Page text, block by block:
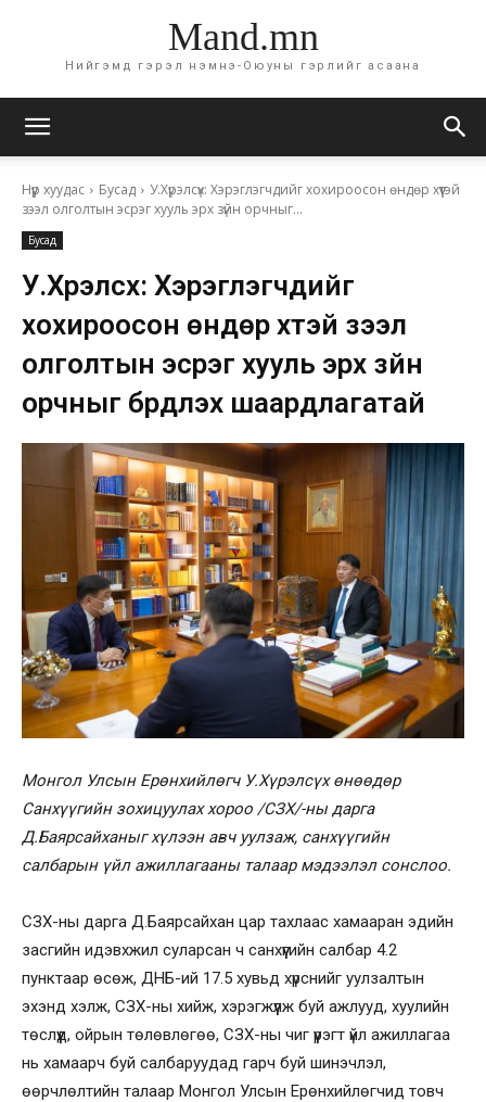
Mand.mn
Нийгэмд гэрэл нэмнэ-Оюуны гэрлийг асаана
Нүүр хуудас Бусад
У.Хүрэлсүх: Хэрэглэгчдийг хохироосон өндөр хүүтэй
зээл олголтын эсрэг хууль эрх зүйн орчныг...
Бусад
У.Хүрэлсүх: Хэрэглэгчдийг
хохироосон өндөр хүүтэй зээл
олголтын эсрэг хууль эрх зүйн
орчныг бүрдүүлэх шаардлагатай
Монгол Улсын Ерөнхийлөгч У.Хүрэлсүх өнөөдөр
Санхүүгийн зохицуулах хороо /СЗХ/-ны дарга
Д.Баярсайханыг хүлээн авч уулзаж, санхүүгийн
салбарын үйл ажиллагааны талаар мэдээлэл сонслоо.
СЗХ-ны дарга Д.Баярсайхан цар тахлаас хамааран эдийн
засгийн идэвхжил суларсан ч санхүүгийн салбар 4.2
пунктаар өсөж, ДНБ-ий 17.5 хувьд хүрснийг уулзалтын
эхэнд хэлж, СЗХ-ны хийж, хэрэгжүүлж буй ажлууд, хуулийн
төслүүд, ойрын төлөвлөгөө, СЗХ-ны чиг үүрэгт үйл ажиллагаа
нь хамаарч буй салбаруудад гарч буй шинэчлэл,
өөрчлөлтийн талаар Монгол Улсын Ерөнхийлөгчид товч